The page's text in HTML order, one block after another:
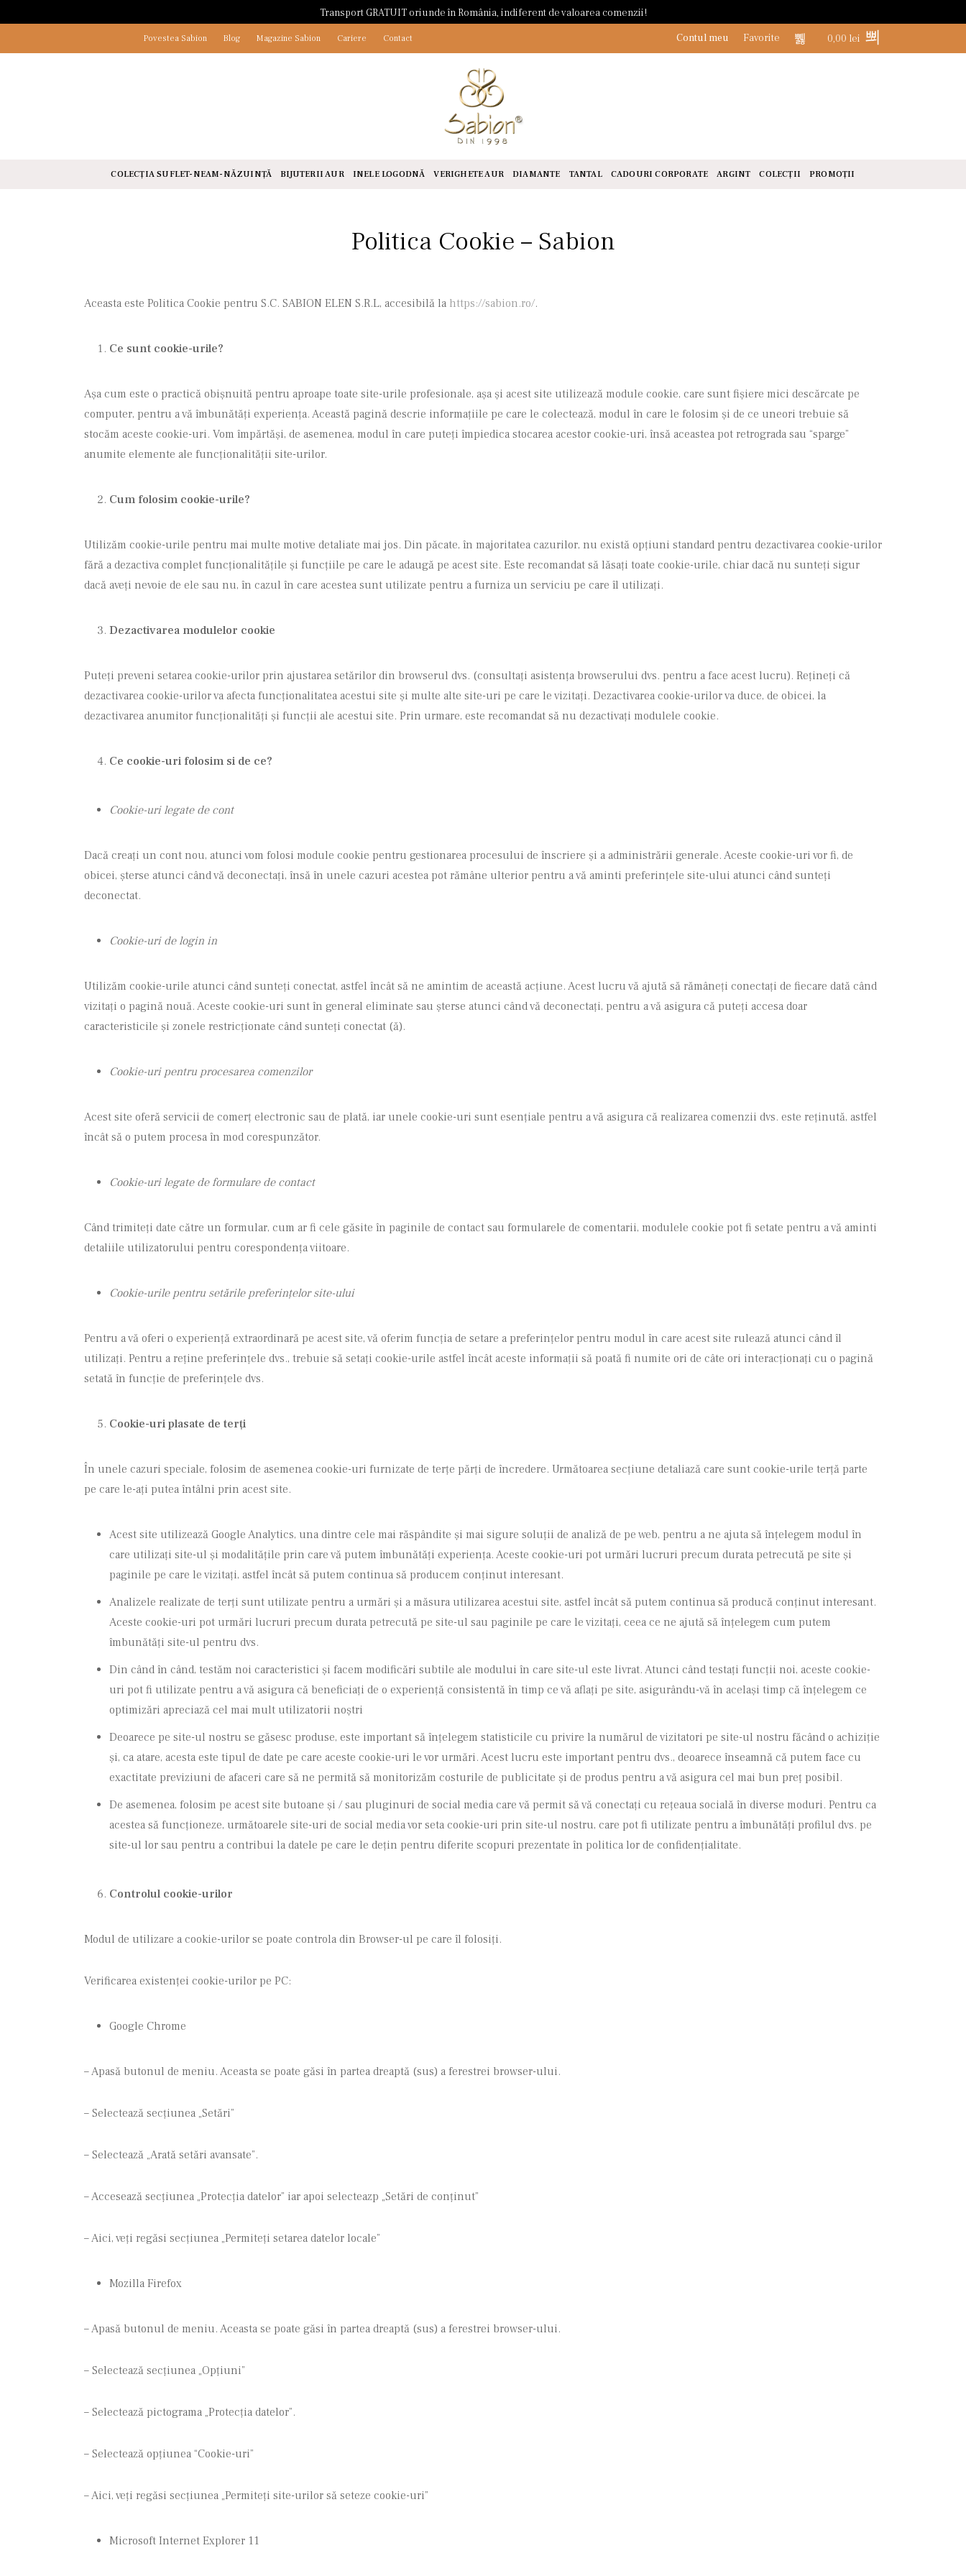
Transport GRATUIT oriunde în România, indiferent de valoarea comenzii!
Povestea Sabion Blog Magazine Sabion Cariere Contact Contul meu Favorite 0
0,00 lei
COLECȚIA SUFLET-NEAM-NĂZUINȚĂ BIJUTERII AUR INELE LOGODNĂ VERIGHETE AUR DIAMANTE TANTAL CADOURI CORPORATE ARGINT COLECȚII PROMOȚII
Politica Cookie – Sabion
Aceasta este Politica Cookie pentru S.C. SABION ELEN S.R.L, accesibilă la https://sabion.ro/.
Ce sunt cookie-urile?
Așa cum este o practică obișnuită pentru aproape toate site-urile profesionale, așa și acest site utilizează module cookie, care sunt fișiere mici descărcate pe
computer, pentru a vă îmbunătăți experiența. Această pagină descrie informațiile pe care le colectează, modul în care le folosim și de ce uneori trebuie să
stocăm aceste cookie-uri. Vom împărtăși, de asemenea, modul în care puteți împiedica stocarea acestor cookie-uri, însă aceastea pot retrograda sau “sparge”
anumite elemente ale funcționalității site-urilor.
Cum folosim cookie-urile?
Utilizăm cookie-urile pentru mai multe motive detaliate mai jos. Din păcate, în majoritatea cazurilor, nu există opțiuni standard pentru dezactivarea cookie-urilor
fără a dezactiva complet funcționalitățile și funcțiile pe care le adaugă pe acest site. Este recomandat să lăsați toate cookie-urile, chiar dacă nu sunteți sigur
dacă aveți nevoie de ele sau nu, în cazul în care acestea sunt utilizate pentru a furniza un serviciu pe care îl utilizați.
Dezactivarea modulelor cookie
Puteți preveni setarea cookie-urilor prin ajustarea setărilor din browserul dvs. (consultați asistența browserului dvs. pentru a face acest lucru). Rețineți că
dezactivarea cookie-urilor va afecta funcționalitatea acestui site și multe alte site-uri pe care le vizitați. Dezactivarea cookie-urilor va duce, de obicei, la
dezactivarea anumitor funcționalități și funcții ale acestui site. Prin urmare, este recomandat să nu dezactivați modulele cookie.
Ce cookie-uri folosim si de ce?
Cookie-uri legate de cont
Dacă creați un cont nou, atunci vom folosi module cookie pentru gestionarea procesului de înscriere și a administrării generale. Aceste cookie-uri vor fi, de
obicei, șterse atunci când vă deconectați, însă în unele cazuri acestea pot rămâne ulterior pentru a vă aminti preferințele site-ului atunci când sunteți
deconectat.
Cookie-uri de login in
Utilizăm cookie-urile atunci când sunteți conectat, astfel încât să ne amintim de această acțiune. Acest lucru vă ajută să rămâneți conectați de fiecare dată când
vizitați o pagină nouă. Aceste cookie-uri sunt în general eliminate sau șterse atunci când vă deconectați, pentru a vă asigura că puteți accesa doar
caracteristicile și zonele restricționate când sunteți conectat (ă).
Cookie-uri pentru procesarea comenzilor
Acest site oferă servicii de comerț electronic sau de plată, iar unele cookie-uri sunt esențiale pentru a vă asigura că realizarea comenzii dvs. este reținută, astfel
încât să o putem procesa în mod corespunzător.
Cookie-uri legate de formulare de contact
Când trimiteți date către un formular, cum ar fi cele găsite în paginile de contact sau formularele de comentarii, modulele cookie pot fi setate pentru a vă aminti
detaliile utilizatorului pentru corespondența viitoare.
Cookie-urile pentru setările preferințelor site-ului
Pentru a vă oferi o experiență extraordinară pe acest site, vă oferim funcția de setare a preferințelor pentru modul în care acest site rulează atunci când îl
utilizați. Pentru a reține preferințele dvs., trebuie să setați cookie-urile astfel încât aceste informații să poată fi numite ori de câte ori interacționați cu o pagină
setată în funcție de preferințele dvs.
Cookie-uri plasate de terți
În unele cazuri speciale, folosim de asemenea cookie-uri furnizate de terțe părți de încredere. Următoarea secțiune detaliază care sunt cookie-urile terță parte
pe care le-ați putea întâlni prin acest site.
Acest site utilizează Google Analytics, una dintre cele mai răspândite și mai sigure soluții de analiză de pe web, pentru a ne ajuta să înțelegem modul în
care utilizați site-ul și modalitățile prin care vă putem îmbunătăți experiența. Aceste cookie-uri pot urmări lucruri precum durata petrecută pe site și
paginile pe care le vizitați, astfel încât să putem continua să producem conținut interesant.
Analizele realizate de terți sunt utilizate pentru a urmări și a măsura utilizarea acestui site, astfel încât să putem continua să producă conținut interesant.
Aceste cookie-uri pot urmări lucruri precum durata petrecută pe site-ul sau paginile pe care le vizitați, ceea ce ne ajută să înțelegem cum putem
îmbunătăți site-ul pentru dvs.
Din când în când, testăm noi caracteristici și facem modificări subtile ale modului în care site-ul este livrat. Atunci când testați funcții noi, aceste cookie-
uri pot fi utilizate pentru a vă asigura că beneficiați de o experiență consistentă în timp ce vă aflați pe site, asigurându-vă în același timp că înțelegem ce
optimizări apreciază cel mai mult utilizatorii noștri
Deoarece pe site-ul nostru se găsesc produse, este important să înțelegem statisticile cu privire la numărul de vizitatori pe site-ul nostru făcând o achiziție
și, ca atare, acesta este tipul de date pe care aceste cookie-uri le vor urmări. Acest lucru este important pentru dvs., deoarece înseamnă că putem face cu
exactitate previziuni de afaceri care să ne permită să monitorizăm costurile de publicitate și de produs pentru a vă asigura cel mai bun preț posibil.
De asemenea, folosim pe acest site butoane și / sau pluginuri de social media care vă permit să vă conectați cu rețeaua socială în diverse moduri. Pentru ca
acestea să funcționeze, următoarele site-uri de social media vor seta cookie-uri prin site-ul nostru, care pot fi utilizate pentru a îmbunătăți profilul dvs. pe
site-ul lor sau pentru a contribui la datele pe care le dețin pentru diferite scopuri prezentate în politica lor de confidențialitate.
Controlul cookie-urilor
Modul de utilizare a cookie-urilor se poate controla din Browser-ul pe care îl folosiți.
Verificarea existenței cookie-urilor pe PC:
Google Chrome
– Apasă butonul de meniu. Aceasta se poate găsi în partea dreaptă (sus) a ferestrei browser-ului.
– Selectează secțiunea „Setări”
– Selectează „Arată setări avansate”.
– Accesează secțiunea „Protecția datelor” iar apoi selecteazp „Setări de conținut”
– Aici, veți regăsi secțiunea „Permiteți setarea datelor locale”
Mozilla Firefox
– Apasă butonul de meniu. Aceasta se poate găsi în partea dreaptă (sus) a ferestrei browser-ului.
– Selectează secțiunea „Opțiuni”
– Selectează pictograma „Protecția datelor”.
– Selectează opțiunea “Cookie-uri”
– Aici, veți regăsi secțiunea „Permiteți site-urilor să seteze cookie-uri”
Microsoft Internet Explorer 11